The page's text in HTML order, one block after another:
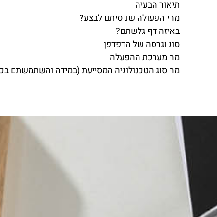
תיאור הבעיה
מהי הפעולה שניסיתם לבצע?
באיזה דף גלשתם?
סוג וגרסה של הדפדפן
מה מערכת ההפעלה
מה סוג הטכנולוגיה המסייעת (במידה והשתמשתם